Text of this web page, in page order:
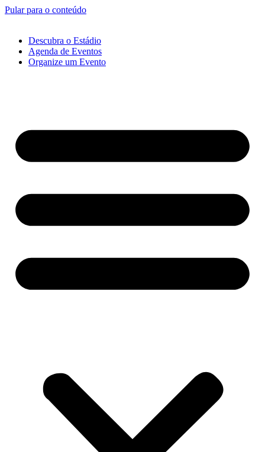
Pular para o conteúdo
Descubra o Estádio
Agenda de Eventos
Organize um Evento